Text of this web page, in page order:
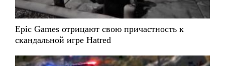
Epic Games отрицают свою причастность к
скандальной игре Hatred